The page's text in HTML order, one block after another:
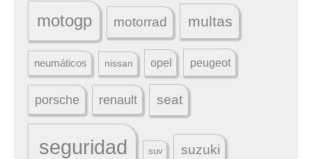
motogp motorrad multas
neumáticos nissan opel peugeot
porsche renault seat
seguridad suv suzuki